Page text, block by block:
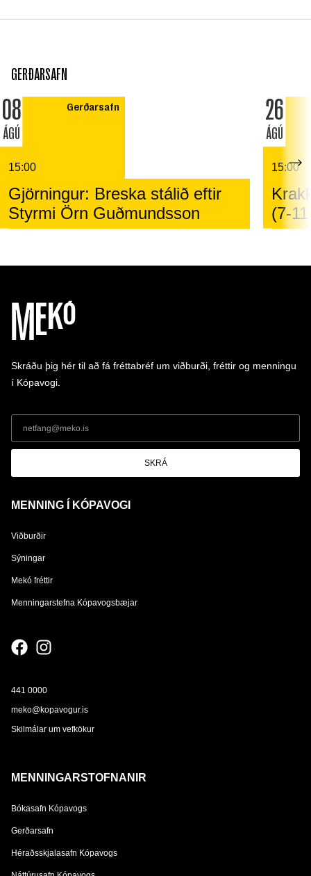
GERÐARSAFN
08
ÁGÚ
Gerðarsafn
15:00
Gjörningur: Breska stálið eftir
Styrmi Örn Guðmundsson
26
ÁGÚ
15:00
(7-
Skráðu þig hér til að fá fréttabréf um viðburði, fréttir og menningu
í Kópavogi.
SKRÁ
MENNING Í KÓPAVOGI
Viðburðir
Sýningar
Mekó fréttir
Menningarstefna Kópavogsbæjar
441 0000
meko@kopavogur.is
Skilmálar um vefkökur
MENNINGARSTOFNANIR
Bókasafn Kópavogs
Gerðarsafn
Héraðsskjalasafn Kópavogs